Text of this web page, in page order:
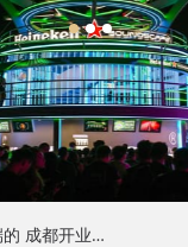
1 2 3
四川区域 专做高端的 成都开业仪式策划